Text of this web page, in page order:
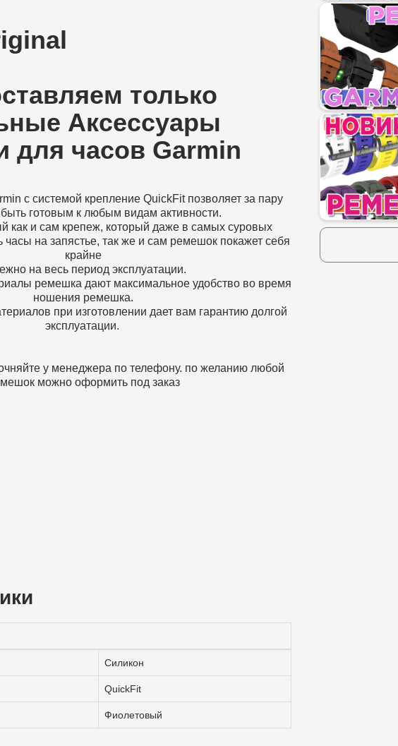
только
Аксессуары​
для часов Garmin
c системой крепление QuickFit позволяет за пару
готовым к любым видам активности.
как и сам крепеж, который даже в самых суровых
часы на запястье, так же и сам ремешок покажет себя
крайне
на весь период эксплуатации.
ремешка дают максимальное удобство во время
ношения ремешка.
при изготовлении дает вам гарантию долгой
эксплуатации.
у менеджера по телефону. по желанию любой
можно оформить под заказ
Силикон
QuickFit
Фиолетовый